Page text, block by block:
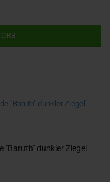
dunk­ler Zie­gel